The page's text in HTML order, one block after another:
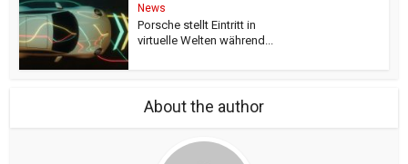
News
Porsche stellt Eintritt in
virtuelle Welten während...
About the author